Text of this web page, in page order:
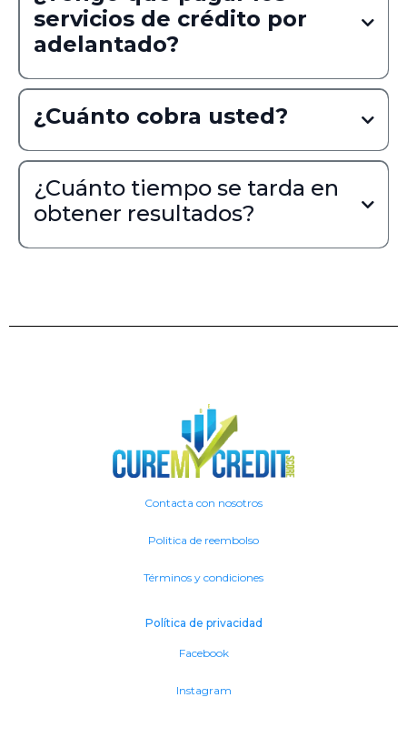
servicios de crédito por
adelantado?
¿Cuánto cobra usted?
¿Cuánto tiempo se tarda en
obtener resultados?
Contacta con nosotros
Politica de reembolso
Términos y condiciones
Política de privacidad
Facebook
Instagram